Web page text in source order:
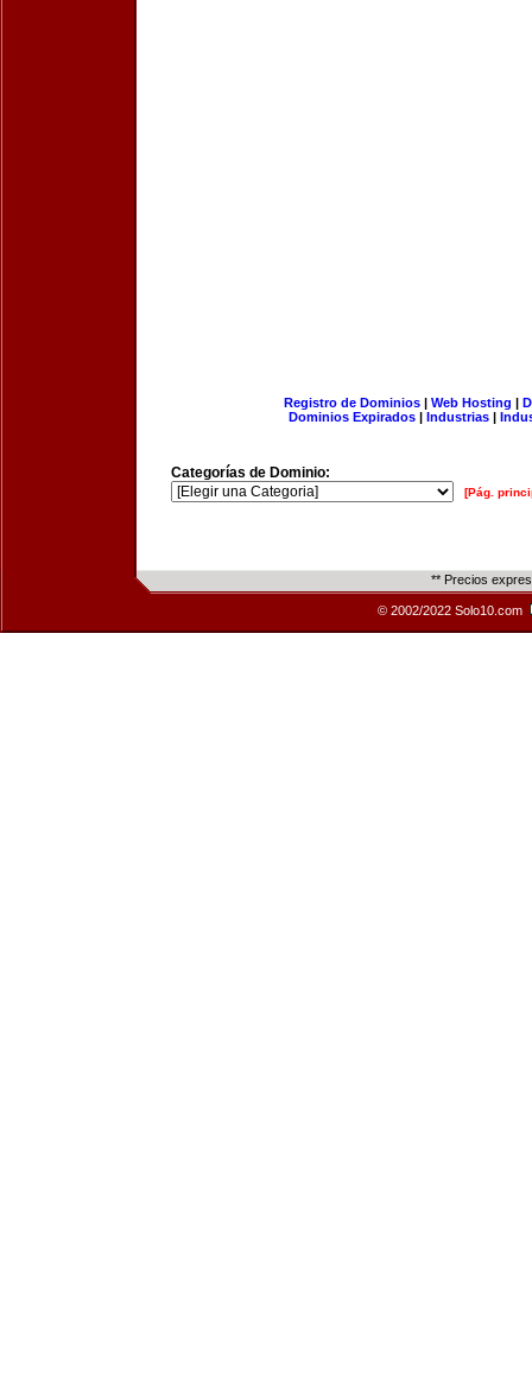
Registro de Dominios| Web Hosting |
Dominios Expirados | Industrias |
Categorías de Dominio:
[Pág.
** Precios
© 2002/2022 Solo10.com